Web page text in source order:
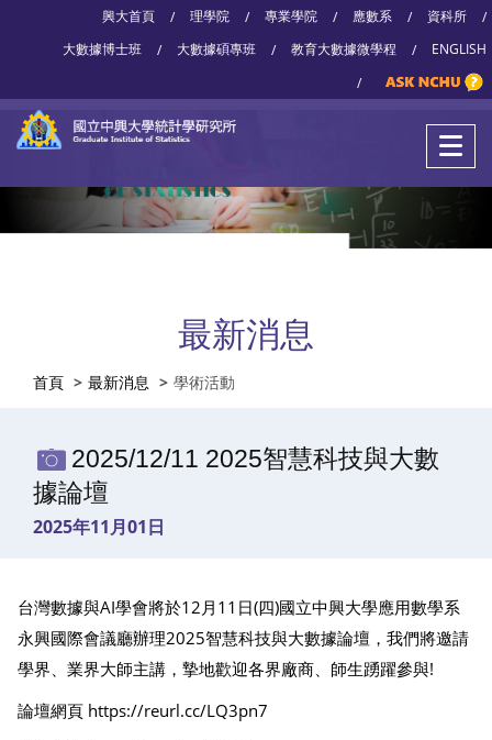
興大首頁 / 理學院 / 專業學院 / 應數系 / 資科所
/
大數據博士班
/ 大數據碩專班 / 教育大數據微學程 /
ENGLISH
/
最新消息
首頁 最新消息 學術活動
2025/12/11 2025智慧科技與大數
據論壇
2025年11月01日
台灣數據與AI學會將於12月11日(四)國立中興大學應用數學系
永興國際會議廳辦理2025智慧科技與大數據論壇，我們將邀請
學界、業界大師主講，摯地歡迎各界廠商、師生踴躍參與!
論壇網頁 https://reurl.cc/LQ3pn7